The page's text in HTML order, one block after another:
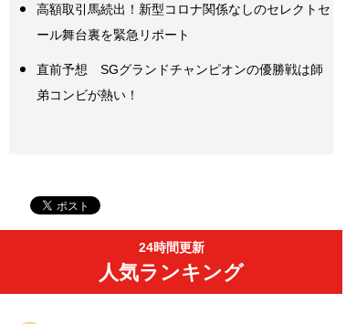
高額取引馬続出！新型コロナ関係なしのセレクトセ
ール舞台裏を緊急リポート
直前予想 SGグランドチャンピオンの優勝戦は師
弟コンビが熱い！
24時間更新
人気ランキング